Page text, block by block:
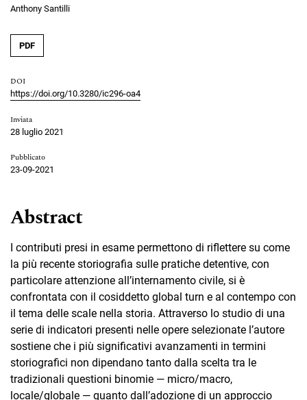
Anthony Santilli
PDF
DOI
https://doi.org/10.3280/ic296-oa4
Inviata
28 luglio 2021
Pubblicato
23-09-2021
Abstract
I contributi presi in esame permettono di riflettere su come
la più recente storiografia sulle pratiche detentive, con
particolare attenzione all’internamento civile, si è
confrontata con il cosiddetto global turn e al contempo con
il tema delle scale nella storia. Attraverso lo studio di una
serie di indicatori presenti nelle opere selezionate l’autore
sostiene che i più significativi avanzamenti in termini
storiografici non dipendano tanto dalla scelta tra le
tradizionali questioni binomie — micro/macro,
locale/globale — quanto dall’adozione di un approccio